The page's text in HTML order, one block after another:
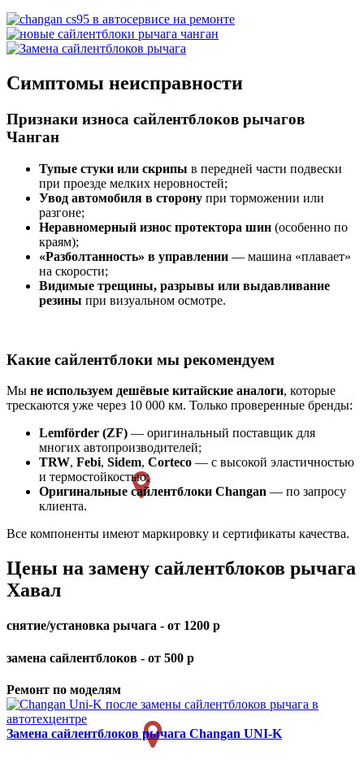
Симптомы неисправности
Признаки износа сайлентблоков рычагов
Чанган
Тупые стуки или скрипы в передней части подвески
при проезде мелких неровностей;
Увод автомобиля в сторону при торможении или
разгоне;
Неравномерный износ протектора шин (особенно по
краям);
«Разболтанность» в управлении — машина «плавает»
на скорости;
Видимые трещины, разрывы или выдавливание
резины при визуальном осмотре.
Какие сайлентблоки мы рекомендуем
Мы не используем дешёвые китайские аналоги, которые
трескаются уже через 10 000 км. Только проверенные бренды:
Lemförder (ZF) — оригинальный поставщик для
многих автопроизводителей;
TRW, Febi, Sidem, Corteco — с высокой эластичностью
и термостойкостью;
Оригинальные сайлентблоки Changan — по запросу
клиента.
Все компоненты имеют маркировку и сертификаты качества.
Цены на замену сайлентблоков рычага
Хавал
снятие/установка рычага - от 1200 р
замена сайлентблоков - от 500 р
Ремонт по моделям
Замена сайлентблоков рычага Changan UNI-K